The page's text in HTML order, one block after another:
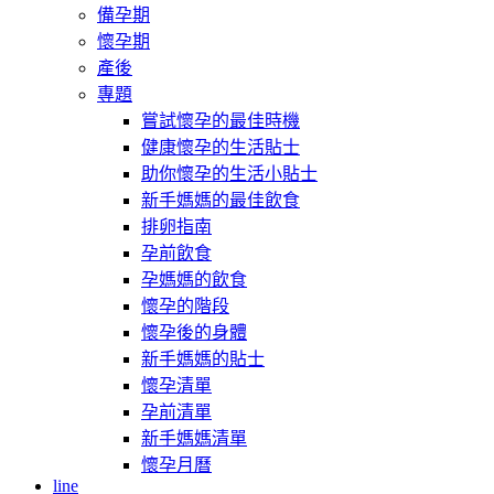
備孕期
懷孕期
產後
專題
嘗試懷孕的最佳時機
健康懷孕的生活貼士
助你懷孕的生活小貼士
新手媽媽的最佳飲食
排卵指南
孕前飲食
孕媽媽的飲食
懷孕的階段
懷孕後的身體
新手媽媽的貼士
懷孕清單
孕前清單
新手媽媽清單
懷孕月曆
line